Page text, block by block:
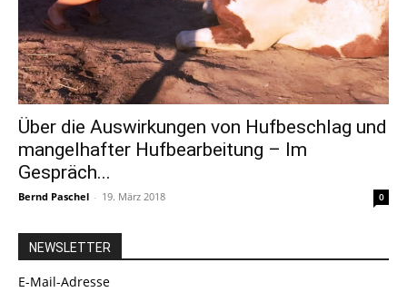
Über die Auswirkungen von Hufbeschlag und
mangelhafter Hufbearbeitung – Im
Gespräch...
Bernd Paschel - 19. März 2018 0
NEWSLETTER
E-Mail-Adresse